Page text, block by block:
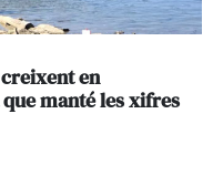
en
manté les xifres